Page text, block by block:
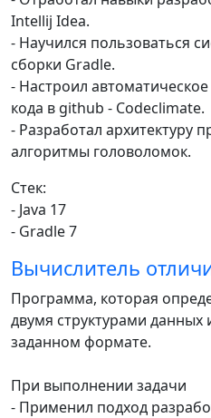
Intellij Idea.
- Научился пользоваться
сборки Gradle.
- Настроил
кода в github - Codeclimate.
- Разработал архитектуру
алгоритмы головоломок.
Стек:
- Java 17
- Gradle 7
Вычислитель
Программа, которая
двумя структурами данных
заданном формате.
При выполнении задачи
- Применил подход